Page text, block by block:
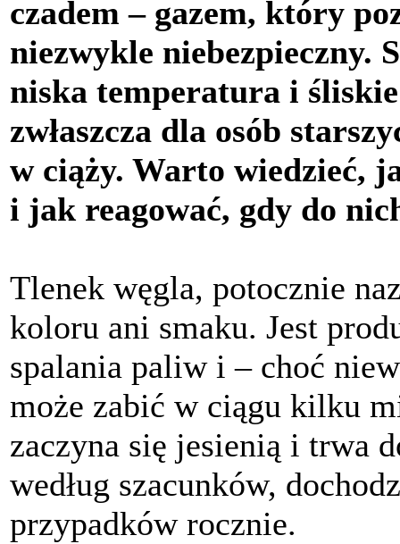
czadem – gazem, który
niezwykle niebezpieczny.
niska temperatura i
zwłaszcza dla osób
w ciąży. Warto wiedzieć,
i jak reagować, gdy do
Tlenek węgla, potocznie
koloru ani smaku. Jest
spalania paliw i – choć
może zabić w ciągu kilku
zaczyna się jesienią i trwa
według szacunków,
przypadków rocznie.